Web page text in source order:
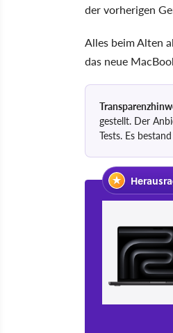
der vorherigen
Alles beim Alten
das neue
gestellt. Der
Tests. Es